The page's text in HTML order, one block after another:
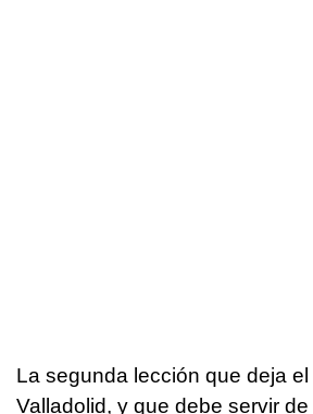
La segunda lección que deja
Valladolid, y que debe servir